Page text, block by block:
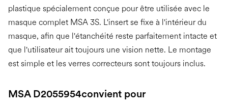
plastique spécialement conçue pour être utilisée avec le
masque complet MSA 3S. L'insert se fixe à l'intérieur du
masque, afin que l'étanchéité reste parfaitement intacte et
que l'utilisateur ait toujours une vision nette. Le montage
est simple et les verres correcteurs sont toujours inclus.
MSA D2055954convient pour